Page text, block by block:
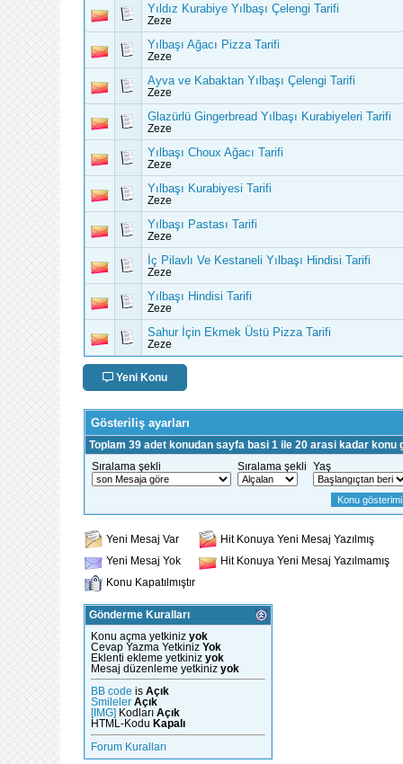
Yıldız Kurabiye Yılbaşı Çelengi Tarifi
Zeze
Yılbaşı Ağacı Pizza Tarifi
Zeze
Ayva ve Kabaktan Yılbaşı Çelengi Tarifi
Zeze
Glazürlü Gingerbread Yılbaşı Kurabiyeleri Tarifi
Zeze
Yılbaşı Choux Ağacı Tarifi
Zeze
Yılbaşı Kurabiyesi Tarifi
Zeze
Yılbaşı Pastası Tarifi
Zeze
İç Pilavlı Ve Kestaneli Yılbaşı Hindisi Tarifi
Zeze
Yılbaşı Hindisi Tarifi
Zeze
Sahur İçin Ekmek Üstü Pizza Tarifi
Zeze
Yeni Konu
Gösteriliş ayarları
Toplam 39 adet konudan sayfa basi 1 ile 20 arasi kadar konu
Sıralama şekli
Sıralama şekli Yaş
Yeni Mesaj Var
Hit Konuya Yeni Mesaj Yazılmış
Yeni Mesaj Yok
Hit Konuya Yeni Mesaj Yazılmamış
Konu Kapatılmıştır
Gönderme Kuralları
Konu açma yetkiniz yok
Cevap Yazma Yetkiniz Yok
Eklenti ekleme yetkiniz yok
Mesaj düzenleme yetkiniz yok
BB code is Açık
Smileler Açık
[IMG]
Kodları Açık
HTML-Kodu Kapalı
Forum Kuralları